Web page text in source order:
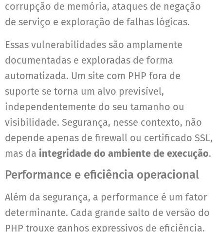
corrupção de memória, ataques de negação
de serviço e exploração de falhas lógicas.
Essas vulnerabilidades são amplamente
documentadas e exploradas de forma
automatizada. Um site com PHP fora de
suporte se torna um alvo previsível,
independentemente do seu tamanho ou
visibilidade. Segurança, nesse contexto, não
depende apenas de firewall ou certificado SSL,
mas da integridade do ambiente de execução.
Performance e eficiência operacional
Além da segurança, a performance é um fator
determinante. Cada grande salto de versão do
PHP trouxe ganhos expressivos de eficiência.